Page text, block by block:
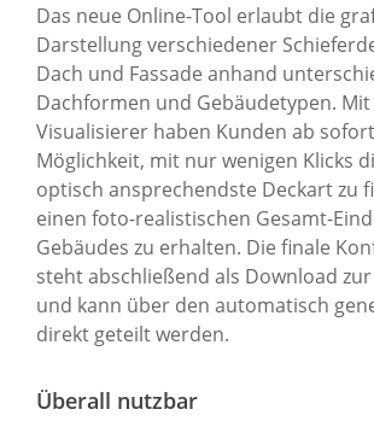
Das neue Online-Tool erlaubt die
Darstellung verschiedener
Dach und Fassade anhand
Dachformen und Gebäudetypen.
Visualisierer haben Kunden ab
Möglichkeit, mit nur wenigen Klicks
optisch ansprechendste Deckart zu
einen foto-realistischen Gesamt-
Gebäudes zu erhalten. Die finale
steht abschließend als Download
und kann über den automatisch
direkt geteilt werden.
Überall nutzbar